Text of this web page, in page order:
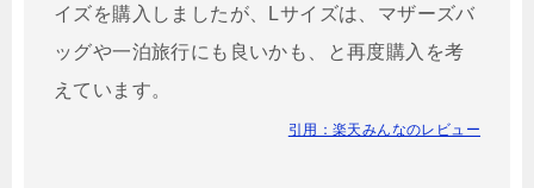
イズを購入しましたが、Lサイズは、マザーズバ
ッグや一泊旅行にも良いかも、と再度購入を考
えています。
引用：楽天みんなのレビュー